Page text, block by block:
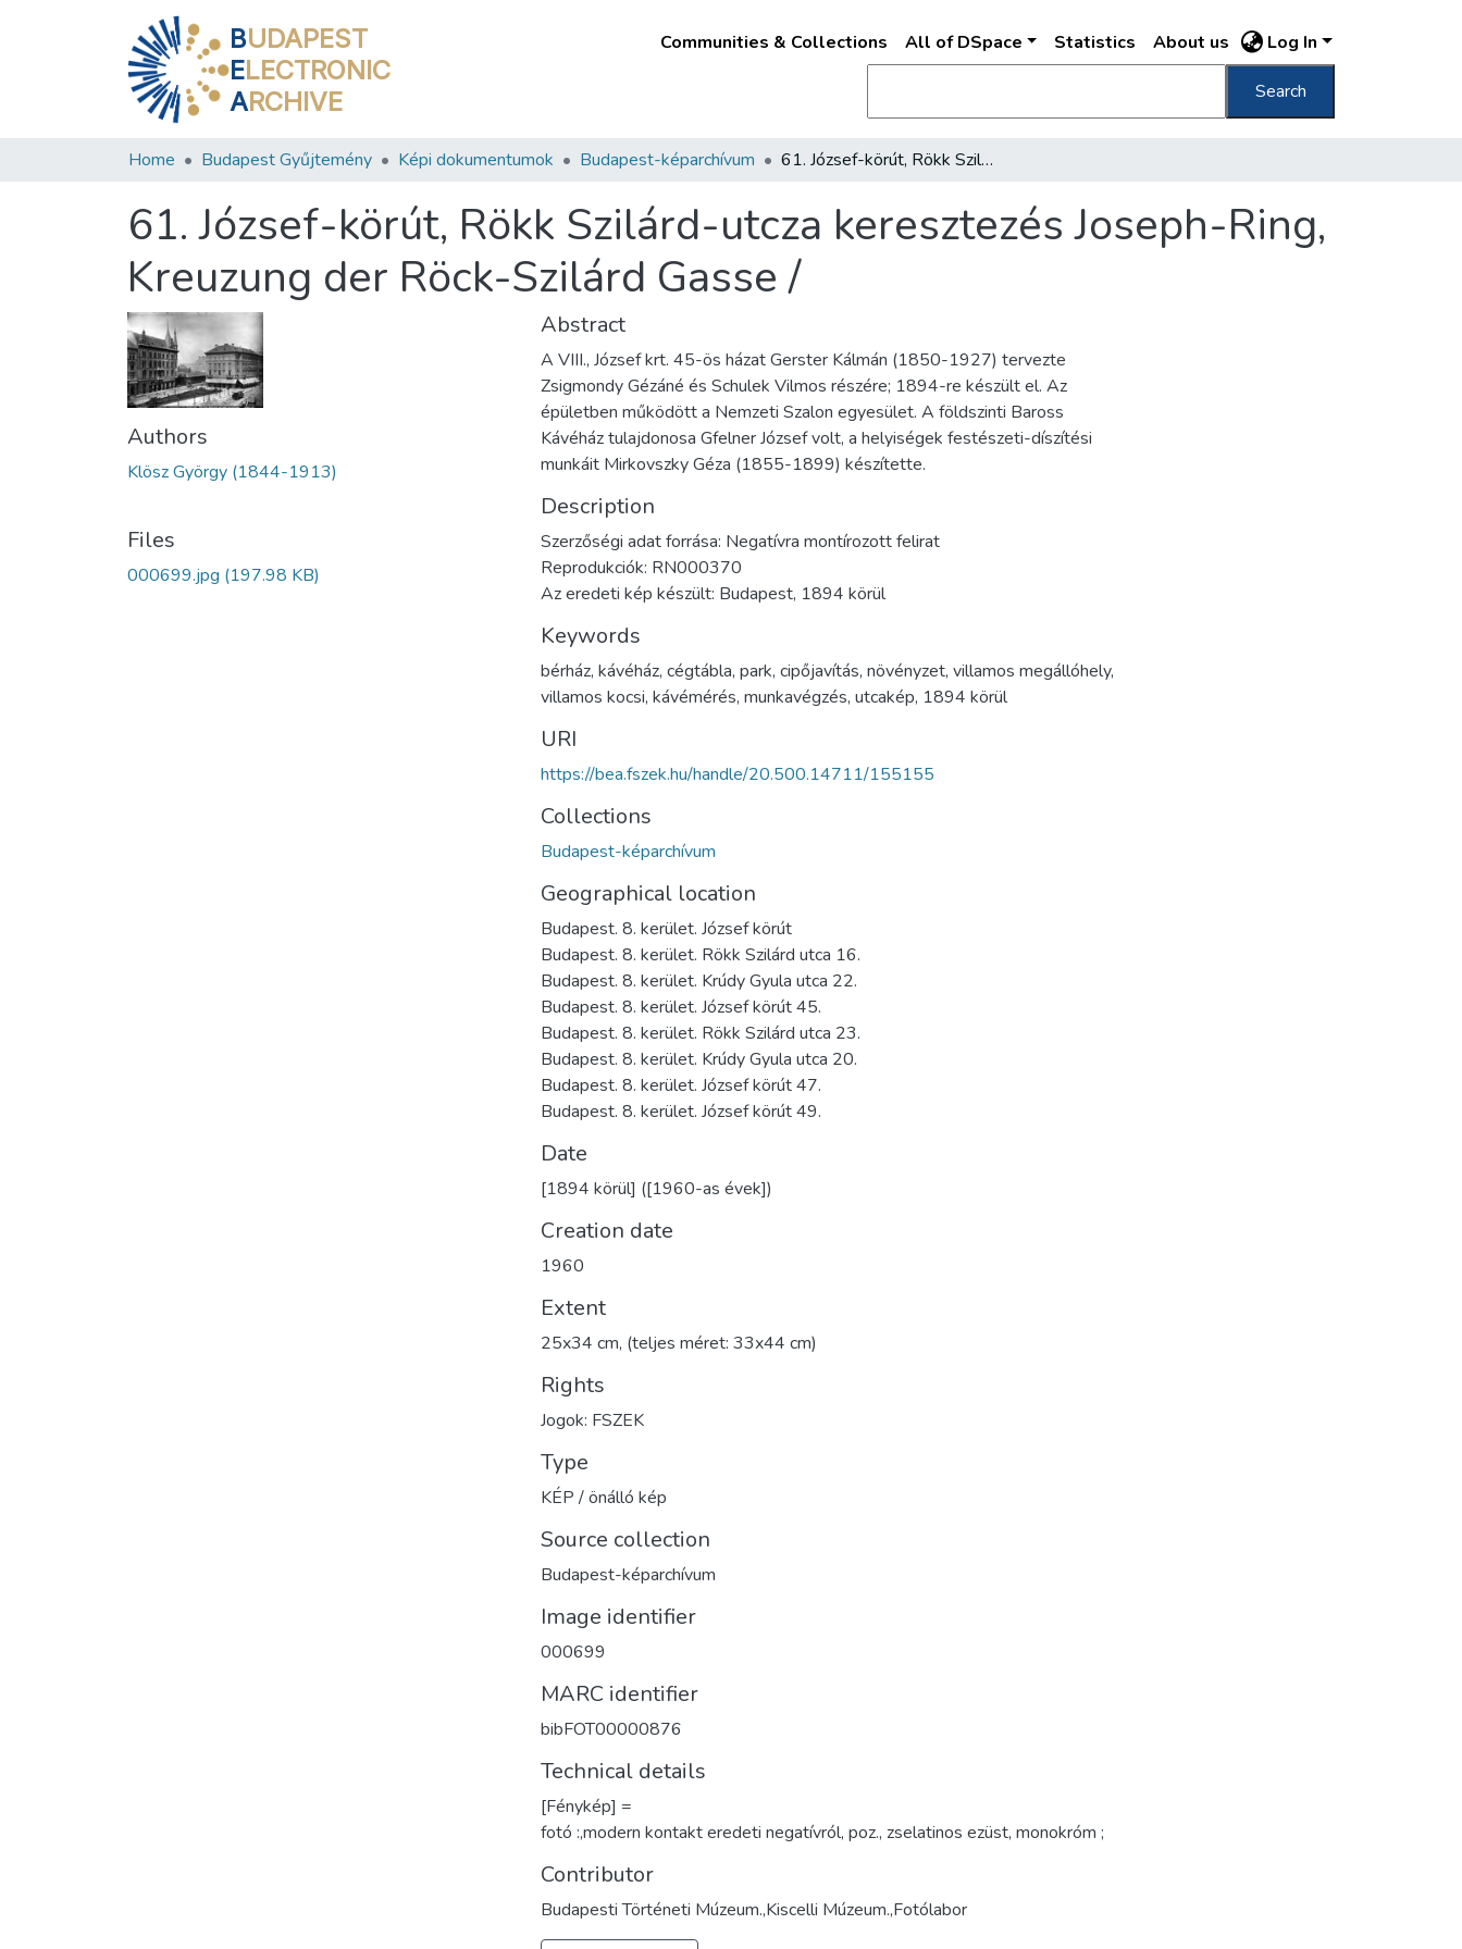
BUDAPEST
ELECTRONIC
ARCHIVE
Communities & Collections All of DSpace Statistics About us Log In
Search
Home Budapest Gyűjtemény Képi dokumentumok Budapest-képarchívum 61. József-körút, Rökk Szilárd-utcza keresztezés Joseph-Ring, Kreuzung der Röck-Szilárd Gasse /
61. József-körút, Rökk Szilárd-utcza keresztezés Joseph-Ring,
Kreuzung der Röck-Szilárd Gasse /
Authors
Klösz György (1844-1913)
Files
000699.jpg (197.98 KB)
Abstract
A VIII., József krt. 45-ös házat Gerster Kálmán (1850-1927) tervezte
Zsigmondy Gézáné és Schulek Vilmos részére; 1894-re készült el. Az
épületben működött a Nemzeti Szalon egyesület. A földszinti Baross
Kávéház tulajdonosa Gfelner József volt, a helyiségek festészeti-díszítési
munkáit Mirkovszky Géza (1855-1899) készítette.
Description
Szerzőségi adat forrása: Negatívra montírozott felirat
Reprodukciók: RN000370
Az eredeti kép készült: Budapest, 1894 körül
Keywords
bérház, kávéház, cégtábla, park, cipőjavítás, növényzet, villamos megállóhely,
villamos kocsi, kávémérés, munkavégzés, utcakép, 1894 körül
URI
https://bea.fszek.hu/handle/20.500.14711/155155
Collections
Budapest-képarchívum
Geographical location
Budapest. 8. kerület. József körút
Budapest. 8. kerület. Rökk Szilárd utca 16.
Budapest. 8. kerület. Krúdy Gyula utca 22.
Budapest. 8. kerület. József körút 45.
Budapest. 8. kerület. Rökk Szilárd utca 23.
Budapest. 8. kerület. Krúdy Gyula utca 20.
Budapest. 8. kerület. József körút 47.
Budapest. 8. kerület. József körút 49.
Date
[1894 körül] ([1960-as évek])
Creation date
1960
Extent
25x34 cm, (teljes méret: 33x44 cm)
Rights
Jogok: FSZEK
Type
KÉP / önálló kép
Source collection
Budapest-képarchívum
Image identifier
000699
MARC identifier
bibFOT00000876
Technical details
[Fénykép] =
fotó :,modern kontakt eredeti negatívról, poz., zselatinos ezüst, monokróm ;
Contributor
Budapesti Történeti Múzeum.,Kiscelli Múzeum.,Fotólabor